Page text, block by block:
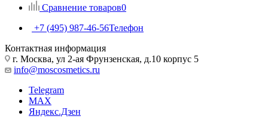
Сравнение товаров0
+7 (495) 987-46-56Телефон
Контактная информация
г. Москва, ул 2-ая Фрунзенская, д.10 корпус 5
info@moscosmetics.ru
Telegram
MAX
Яндекс.Дзен